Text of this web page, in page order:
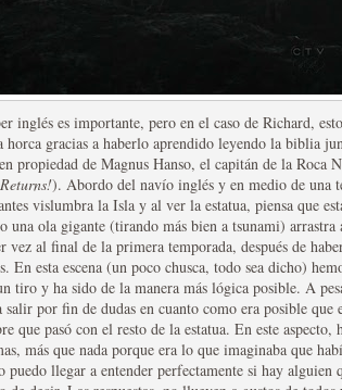
X: Guía para descubrir la
inglés es importante, pero en el caso de Richard,
horca gracias a haberlo aprendido leyendo la biblia
propiedad de Magnus Hanso, el capitán de la Roca
). Abordo del navío inglés y en medio de una
vislumbra la Isla y al ver la estatua, piensa que
una ola gigante (tirando más bien a tsunami) arrastra
vez al final de la primera temporada, después de
En esta escena (un poco chusca, todo sea dicho)
tiro y ha sido de la manera más lógica posible. A
por fin de dudas en cuanto como era posible que
que pasó con el resto de la estatua. En este aspecto,
más que nada porque era lo que imaginaba que
puedo llegar a entender perfectamente si hay alguien